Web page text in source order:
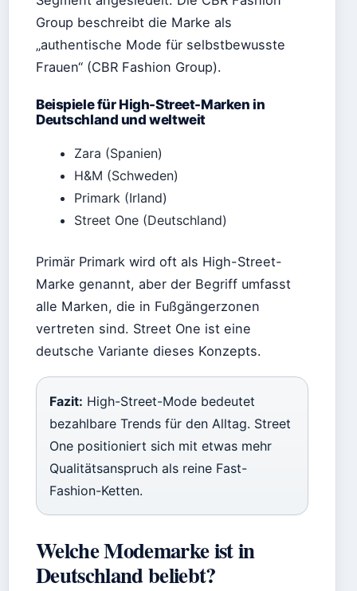
Group beschreibt die Marke als
„authentische Mode für selbstbewusste
Frauen“ (CBR Fashion Group).
Beispiele für High-Street-Marken in
Deutschland und weltweit
Zara (Spanien)
H&M (Schweden)
Primark (Irland)
Street One (Deutschland)
Primär Primark wird oft als High-Street-
Marke genannt, aber der Begriff umfasst
alle Marken, die in Fußgängerzonen
vertreten sind. Street One ist eine
deutsche Variante dieses Konzepts.
Fazit: High-Street-Mode bedeutet
bezahlbare Trends für den Alltag. Street
One positioniert sich mit etwas mehr
Qualitätsanspruch als reine Fast-
Fashion-Ketten.
Welche Modemarke ist in
Deutschland beliebt?